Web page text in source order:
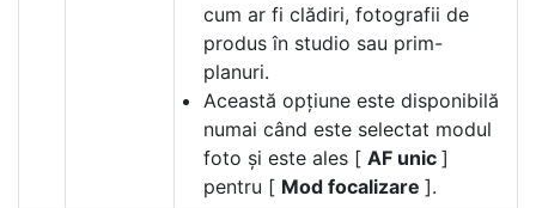
cum ar fi clădiri, fotografii de
produs în studio sau prim-
planuri.
Această opțiune este disponibilă
numai când este selectat modul
foto și este ales [ AF unic ]
pentru [ Mod focalizare ].